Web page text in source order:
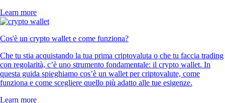
Learn more
Cos'è un crypto wallet e come funziona?
Che tu stia acquistando la tua prima criptovaluta o che tu faccia trading
con regolarità, c’è uno strumento fondamentale: il crypto wallet. In
questa guida spieghiamo cos’è un wallet per criptovalute, come
funziona e come scegliere quello più adatto alle tue esigenze.
Learn more